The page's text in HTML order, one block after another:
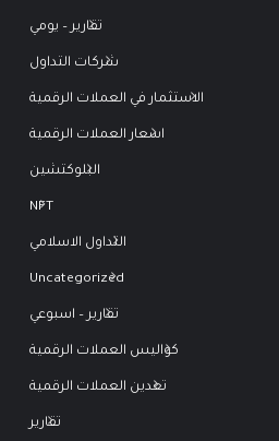
تقارير – يومي
شركات التداول
الاستثمار في العملات الرقمية
اسعار العملات الرقمية
البلوكتشين
NFT
التداول الاسلامي
Uncategorized
تقارير – اسبوعي
كواليس العملات الرقمية
تعدين العملات الرقمية
تقارير